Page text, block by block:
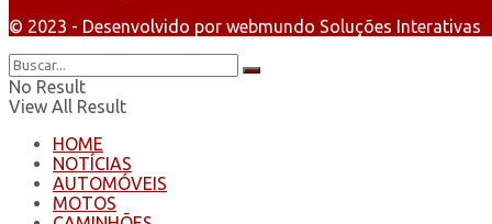
© 2023 - Desenvolvido por webmundo Soluções Interativas
No Result
View All Result
HOME
NOTÍCIAS
AUTOMÓVEIS
MOTOS